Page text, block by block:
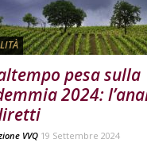
pesa sulla
2024:
VVQ 19 Settembre 2024